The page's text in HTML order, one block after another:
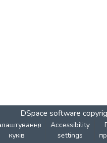
DSpace software
куків
Accessibility
settings